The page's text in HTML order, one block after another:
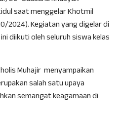
saat menggelar Khotmil
2024). Kegiatan yang digelar di
diikuti oleh seluruh siswa kelas
Muhajir menyampaikan
salah satu upaya
semangat keagamaan di